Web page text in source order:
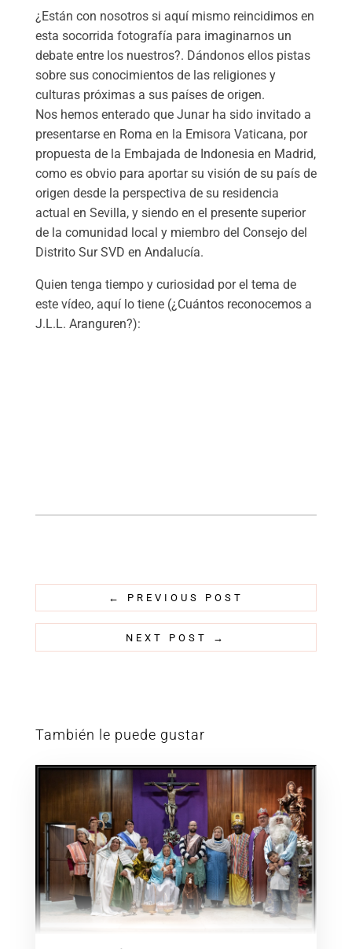
¿Están con nosotros si aquí mismo reincidimos en
esta socorrida fotografía para imaginarnos un
debate entre los nuestros?. Dándonos ellos pistas
sobre sus conocimientos de las religiones y
culturas próximas a sus países de origen.
Nos hemos enterado que Junar ha sido invitado a
presentarse en Roma en la Emisora Vaticana, por
propuesta de la Embajada de Indonesia en Madrid,
como es obvio para aportar su visión de su país de
origen desde la perspectiva de su residencia
actual en Sevilla, y siendo en el presente superior
de la comunidad local y miembro del Consejo del
Distrito Sur SVD en Andalucía.
Quien tenga tiempo y curiosidad por el tema de
este vídeo, aquí lo tiene (¿Cuántos reconocemos a
J.L.L. Aranguren?):
← PREVIOUS POST
NEXT POST →
También le puede gustar